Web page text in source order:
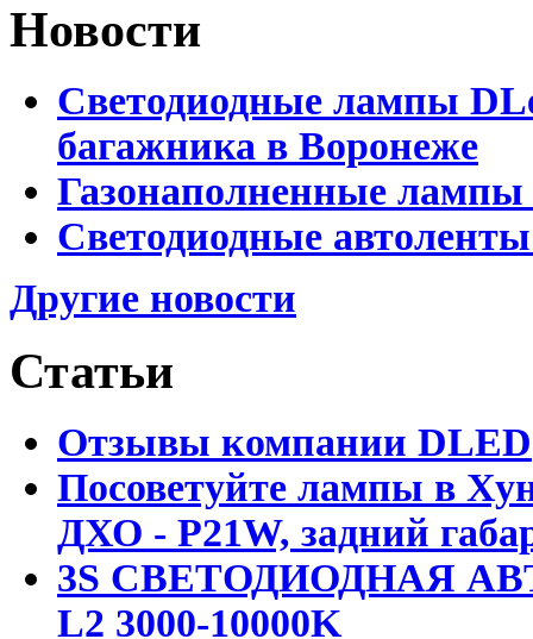
Новости
Светодиодные лампы
багажника в Воронеже
Газонаполненные
Светодиодные
Другие новости
Статьи
Отзывы компании DLED
Посоветуйте лампы в
ДХО - P21W, задний
3S СВЕТОДИОДНАЯ
L2 3000-10000K